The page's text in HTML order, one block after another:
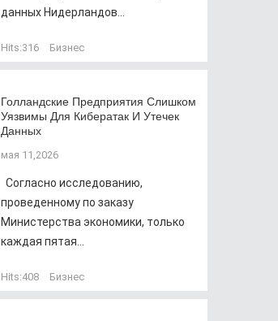
данных Нидерландов...
Hits:316 Бизнес
Голландские Предприятия Слишком
Уязвимы Для Кибератак И Утечек
Данных
мая 11,2026
Согласно исследованию,
проведенному по заказу
Министерства экономики, только
каждая пятая...
Hits:408 Бизнес